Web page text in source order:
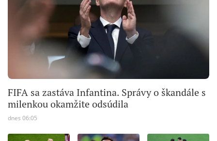
FIFA sa zastáva Infantina. Správy o škandále s
milenkou okamžite odsúdila
dnes 06:05